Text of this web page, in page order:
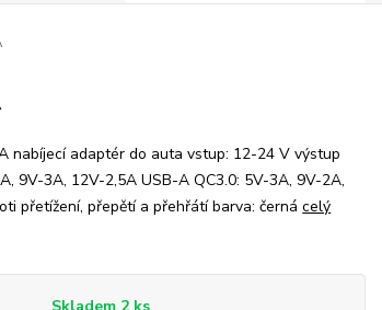
nabíjecí adaptér do auta vstup: 12-24 V výstup
9V-3A, 12V-2,5A USB-A QC3.0: 5V-3A, 9V-2A,
přetížení, přepětí a přehřátí barva: černácelý